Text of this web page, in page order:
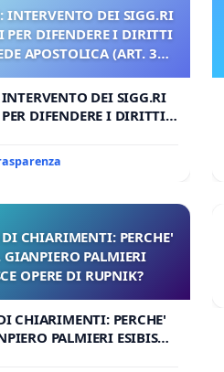
INTERVENTO DEI SIGG.RI
PER DIFENDERE I DIRITTI
APOSTOLICA (ART. 3
DEI SIGG.RI
DIFENDERE I DIRITTI
APOSTOLICA (ART. 3 UDG)
CHIARIMENTI: PERCHE'
GIANPIERO PALMIERI
OPERE DI RUPNIK?
CHIARIMENTI: PERCHE'
PALMIERI ESIBISCE